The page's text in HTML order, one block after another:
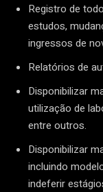
Registro de
estudos,
ingressos de
Relatórios de
Disponibilizar
utilização de
entre outros.
Disponibilizar
incluindo
indeferir